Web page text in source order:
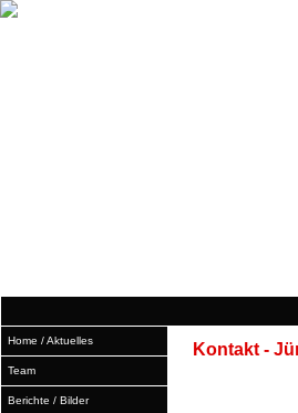
Home / Aktuelles
Team
Berichte / Bilder
Kontakt -